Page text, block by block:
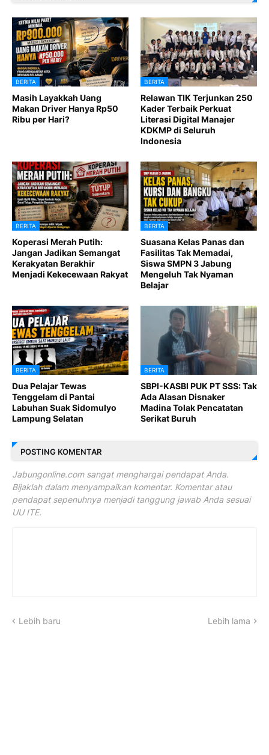
BERITA
Masih Layakkah Uang
Makan Driver Hanya Rp50
Ribu per Hari?
BERITA
Relawan TIK Terjunkan 250
Kader Terbaik Perkuat
Literasi Digital Manajer
KDKMP di Seluruh
Indonesia
BERITA
Koperasi Merah Putih:
Jangan Jadikan Semangat
Kerakyatan Berakhir
Menjadi Kekecewaan Rakyat
BERITA
Suasana Kelas Panas dan
Fasilitas Tak Memadai,
Siswa SMPN 3 Jabung
Mengeluh Tak Nyaman
Belajar
BERITA
Dua Pelajar Tewas
Tenggelam di Pantai
Labuhan Suak Sidomulyo
Lampung Selatan
BERITA
SBPI-KASBI PUK PT SSS: Tak
Ada Alasan Disnaker
Madina Tolak Pencatatan
Serikat Buruh
POSTING KOMENTAR
Jabungonline.com sangat menghargai pendapat Anda.
Bijaklah dalam menyampaikan komentar. Komentar atau
pendapat sepenuhnya menjadi tanggung jawab Anda sesuai
UU ITE.
Lebih baru Lebih lama